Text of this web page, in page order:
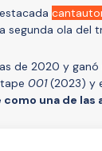
segunda ola del
de 2020 y
001(2023) y
una de